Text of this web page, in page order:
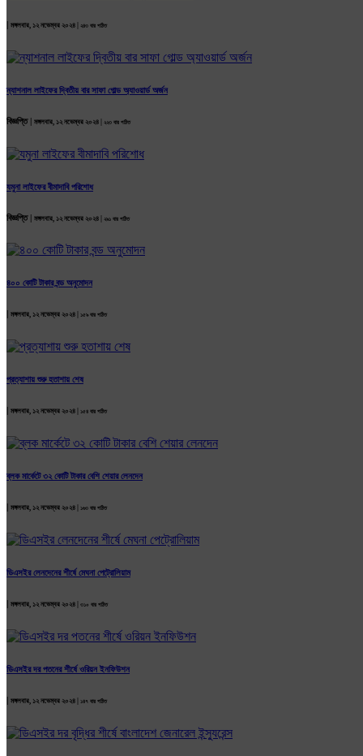
| মঙ্গলবার, ১২ নভেম্বর ২০২৪ | ২৪৩ বার পঠিত
ন্যাশনাল লাইফের দ্বিতীয় বার সাফা গোল্ড অ্যাওয়ার্ড অর্জন
বিজ্ঞপ্তি | মঙ্গলবার, ১২ নভেম্বর ২০২৪ | ২২৩ বার পঠিত
যমুনা লাইফের বীমাদাবি পরিশোধ
বিজ্ঞপ্তি | মঙ্গলবার, ১২ নভেম্বর ২০২৪ | ২৯১ বার পঠিত
৪০০ কোটি টাকার বন্ড অনুমোদন
মঙ্গলবার, ১২ নভেম্বর ২০২৪ | ১৫৯ বার পঠিত
প্রত্যাশায় শুরু হতাশায় শেষ
মঙ্গলবার, ১২ নভেম্বর ২০২৪ | ১৫৪ বার পঠিত
ব্লক মার্কেটে ৩২ কোটি টাকার বেশি শেয়ার লেনদেন
মঙ্গলবার, ১২ নভেম্বর ২০২৪ | ১৬৩ বার পঠিত
ডিএসইর লেনদেনের শীর্ষে মেঘনা পেট্রোলিয়াম
| মঙ্গলবার, ১২ নভেম্বর ২০২৪ | ৩১০ বার পঠিত
ডিএসইর দর পতনের শীর্ষে ওরিয়ন ইনফিউশন
| মঙ্গলবার, ১২ নভেম্বর ২০২৪ | ১৪৭ বার পঠিত